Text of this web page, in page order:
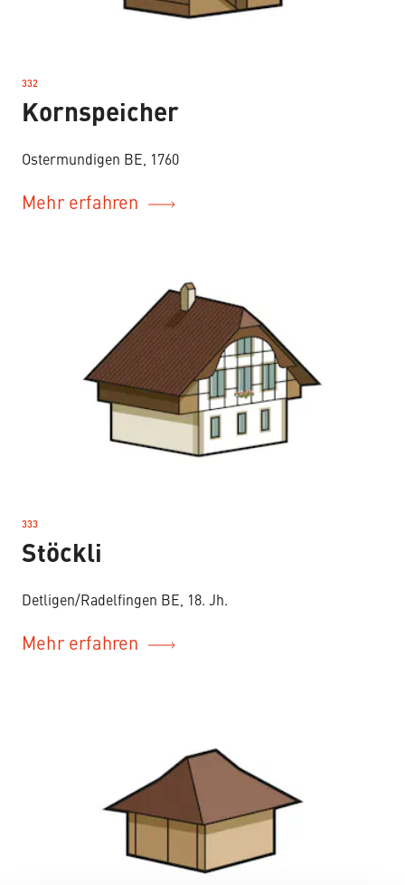
332
–
Kornspeicher
Ostermundigen BE, 1760
Mehr erfahren
333
–
Stöckli
Detligen/Radelfingen BE, 18. Jh.
Mehr erfahren